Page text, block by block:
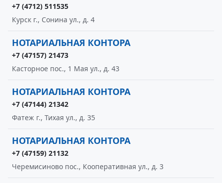
+7 (4712) 511535
Курск г., Сонина ул., д. 4
НОТАРИАЛЬНАЯ КОНТОРА
+7 (47157) 21473
Касторное пос., 1 Мая ул., д. 43
НОТАРИАЛЬНАЯ КОНТОРА
+7 (47144) 21342
Фатеж г., Тихая ул., д. 35
НОТАРИАЛЬНАЯ КОНТОРА
+7 (47159) 21132
Черемисиново пос., Кооперативная ул., д. 3